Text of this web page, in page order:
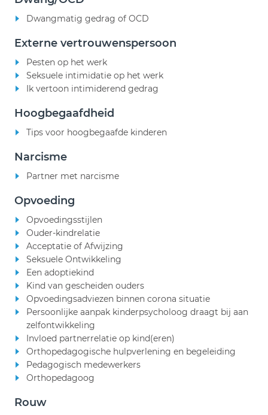
Dwangmatig gedrag of OCD
Externe vertrouwenspersoon
Pesten op het werk
Seksuele intimidatie op het werk
Ik vertoon intimiderend gedrag
Hoogbegaafdheid
Tips voor hoogbegaafde kinderen
Narcisme
Partner met narcisme
Opvoeding
Opvoedingsstijlen
Ouder-kindrelatie
Acceptatie of Afwijzing
Seksuele Ontwikkeling
Een adoptiekind
Kind van gescheiden ouders
Opvoedingsadviezen binnen corona situatie
Persoonlijke aanpak kinderpsycholoog draagt bij aan
zelfontwikkeling
Invloed partnerrelatie op kind(eren)
Orthopedagogische hulpverlening en begeleiding
Pedagogisch medewerkers
Orthopedagoog
Rouw